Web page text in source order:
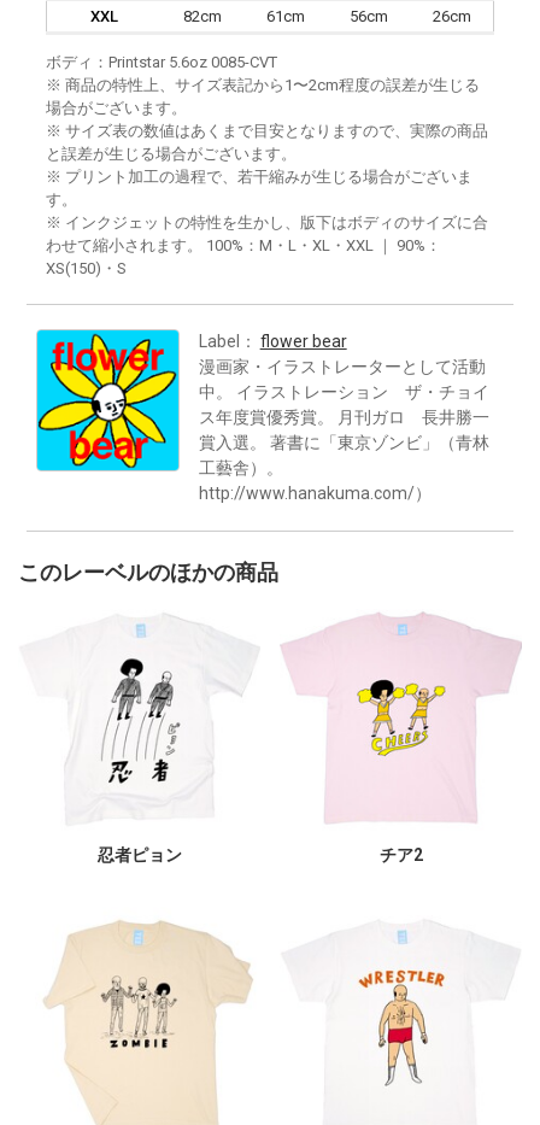
XXL 82cm 61cm 56cm 26cm
ボディ：Printstar 5.6oz 0085-CVT
※ 商品の特性上、サイズ表記から1〜2cm程度の誤差が生じる
場合がございます。
※ サイズ表の数値はあくまで目安となりますので、実際の商品
と誤差が生じる場合がございます。
※ プリント加工の過程で、若干縮みが生じる場合がございま
す。
※ インクジェットの特性を生かし、版下はボディのサイズに合
わせて縮小されます。 100%：M・L・XL・XXL ｜ 90%：
XS(150)・S
Label： flower bear
漫画家・イラストレーターとして活動
中。 イラストレーション ザ・チョイ
ス年度賞優秀賞。 月刊ガロ 長井勝一
賞入選。 著書に「東京ゾンビ」（青林
工藝舎）。
http://www.hanakuma.com/）
このレーベルのほかの商品
忍者ピョン チア2